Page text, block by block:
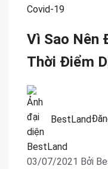
Vì Sao Nên
Thời Điểm
BestLand
03/07/2021 Bởi